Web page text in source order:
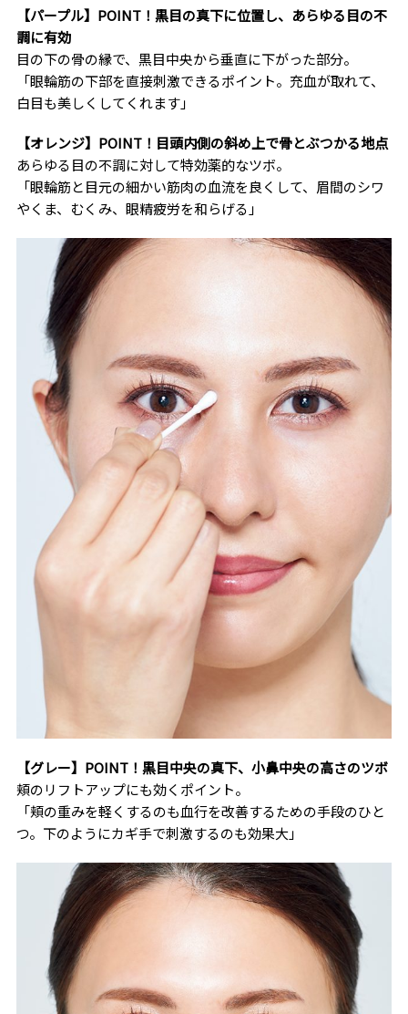
【パープル】POINT！黒目の真下に位置し、あらゆる目の不
調に有効
目の下の骨の縁で、黒目中央から垂直に下がった部分。
「眼輪筋の下部を直接刺激できるポイント。充血が取れて、
白目も美しくしてくれます」
【オレンジ】POINT！目頭内側の斜め上で骨とぶつかる地点
あらゆる目の不調に対して特効薬的なツボ。
「眼輪筋と目元の細かい筋肉の血流を良くして、眉間のシワ
やくま、むくみ、眼精疲労を和らげる」
【グレー】POINT！黒目中央の真下、小鼻中央の高さのツボ
頬のリフトアップにも効くポイント。
「頬の重みを軽くするのも血行を改善するための手段のひと
つ。下のようにカギ手で刺激するのも効果大」